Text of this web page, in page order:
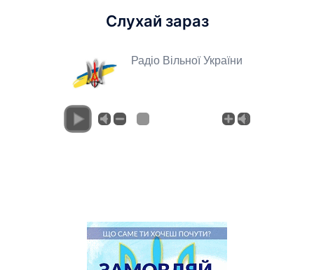
Слухай зараз
Радіо Вільної України